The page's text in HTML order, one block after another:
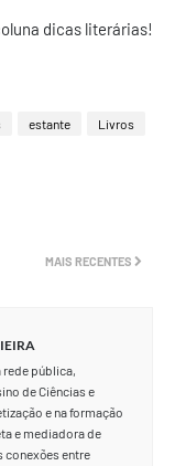
dicas literárias!
estante
Livros
MAIS RECENTES
rede pública,
de Ciências e
e na formação
e mediadora de
conexões entre